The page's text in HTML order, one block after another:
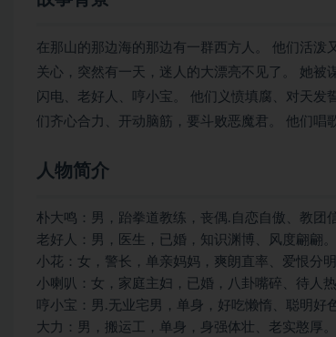
在那山的那边海的那边有一群西方人。 他们活
关心，突然有一天，迷人的大漂亮不见了。 她被
闪电、老好人、哼小宝。 他们义愤填腐、对天
们齐心合力、开动脑筋，要斗败恶魔君。 他们唱
人物简介
朴大鸣：男，跆拳道教练，丧偶.自恋自傲、教团
老好人：男，医生，已婚，知识渊博、风度翩翩。
小花：女，警长，单亲妈妈，爽朗直率、爱恨分明
小喇叭：女，家庭主妇，已婚，八卦嘴碎、待人热
哼小宝：男.无业宅男，单身，好吃懒惰、聪明好
大力：男，搬运工，单身，身强体壮、老实憨厚。